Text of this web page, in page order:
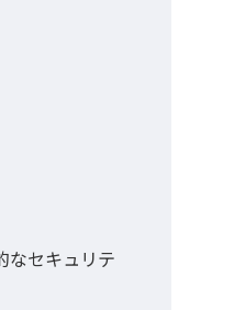
なセキュリテ